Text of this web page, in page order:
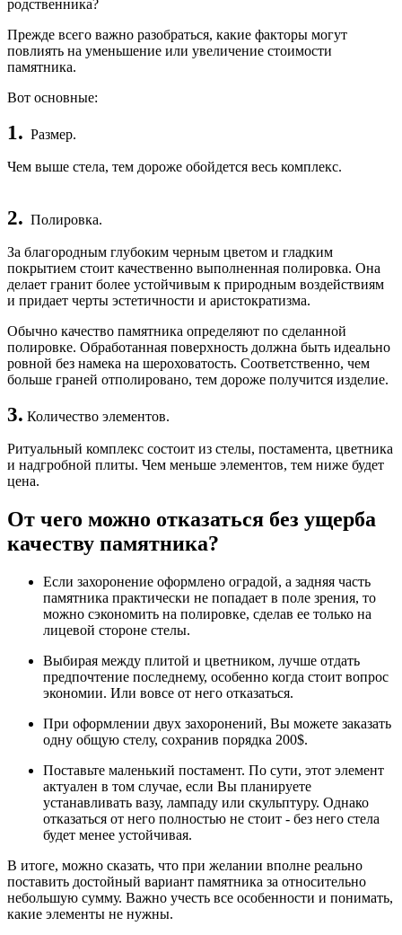
родственника?
Прежде всего важно разобраться, какие факторы могут
повлиять на уменьшение или увеличение стоимости
памятника.
Вот основные:
1. Размер.
Чем выше стела, тем дороже обойдется весь комплекс.
2. Полировка.
За благородным глубоким черным цветом и гладким
покрытием стоит качественно выполненная полировка. Она
делает гранит более устойчивым к природным воздействиям
и придает черты эстетичности и аристократизма.
Обычно качество памятника определяют по сделанной
полировке. Обработанная поверхность должна быть идеально
ровной без намека на шероховатость. Соответственно, чем
больше граней отполировано, тем дороже получится изделие.
3. Количество элементов.
Ритуальный комплекс состоит из стелы, постамента, цветника
и надгробной плиты. Чем меньше элементов, тем ниже будет
цена.
От чего можно отказаться без ущерба
качеству памятника?
Если захоронение оформлено оградой, а задняя часть
памятника практически не попадает в поле зрения, то
можно сэкономить на полировке, сделав ее только на
лицевой стороне стелы.
Выбирая между плитой и цветником, лучше отдать
предпочтение последнему, особенно когда стоит вопрос
экономии. Или вовсе от него отказаться.
При оформлении двух захоронений, Вы можете заказать
одну общую стелу, сохранив порядка 200$.
Поставьте маленький постамент. По сути, этот элемент
актуален в том случае, если Вы планируете
устанавливать вазу, лампаду или скульптуру. Однако
отказаться от него полностью не стоит - без него стела
будет менее устойчивая.
В итоге, можно сказать, что при желании вполне реально
поставить достойный вариант памятника за относительно
небольшую сумму. Важно учесть все особенности и понимать,
какие элементы не нужны.